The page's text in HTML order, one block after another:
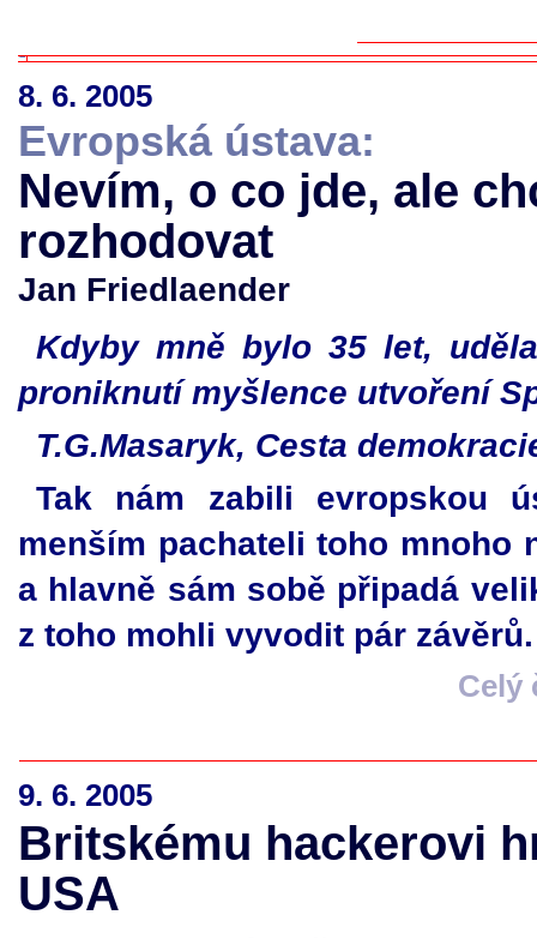
8. 6. 2005
Evropská ústava:
Nevím, o co jde, ale
rozhodovat
Jan Friedlaender
Kdyby mně bylo 35 let,
proniknutí myšlence utvoření
T.G.Masaryk, Cesta
Tak nám zabili evropskou
menším pachateli toho mnoho
a hlavně sám sobě připadá
z toho mohli vyvodit pár závěrů.
Celý
9. 6. 2005
Britskému hackerovi
USA